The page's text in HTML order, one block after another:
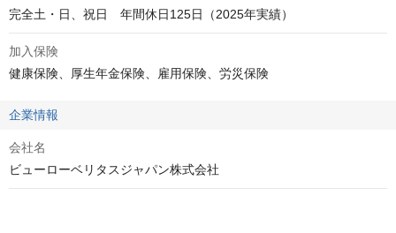
完全土・日、祝日　年間休日125日（2025年実績）
加入保険
健康保険、厚生年金保険、雇用保険、労災保険
企業情報
会社名
ビューローベリタスジャパン株式会社